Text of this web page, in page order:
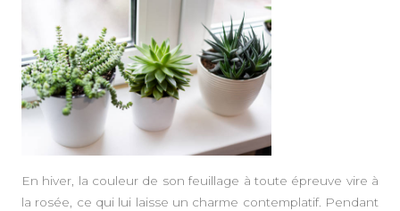
En hiver, la couleur de son feuillage à toute épreuve vire à
la rosée, ce qui lui laisse un charme contemplatif. Pendant